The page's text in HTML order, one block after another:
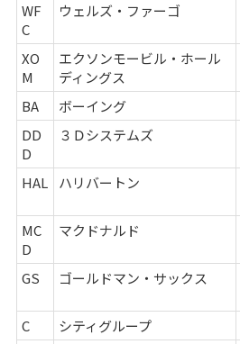
WF
C
ウェルズ・ファーゴ
XO
M
エクソンモービル・ホール
ディングス
BA ボーイング
DD
D
３Ｄシステムズ
HAL
ハリバートン
MC
D
マクドナルド
GS ゴールドマン・サックス
C
シティグループ